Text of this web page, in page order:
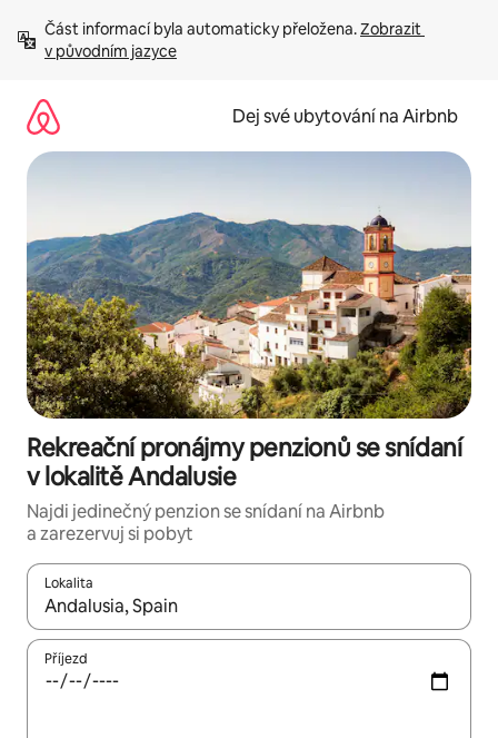
obsah
Část informací byla automaticky přeložena. Zobrazit
v původním jazyce
Dej své ubytování na Airbnb
Rekreační pronájmy penzionů se snídaní
v lokalitě Andalusie
Najdi jedinečný penzion se snídaní na Airbnb
a zarezervuj si pobyt
Lokalita
Až budou výsledky k dispozici, můžeš si je procházet pomocí
Příjezd